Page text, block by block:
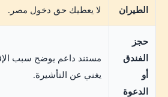
الطيران
لا يعطيك حق دخول مصر.
حجز
الفندق
أو
الدعوة
مستند داعم يوضح سبب
يغني عن التأشيرة.